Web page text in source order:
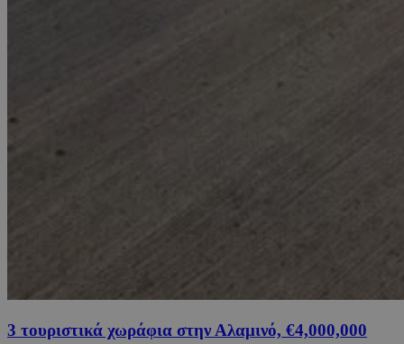
3 τουριστικά χωράφια στην Αλαμινό, €4,000,000